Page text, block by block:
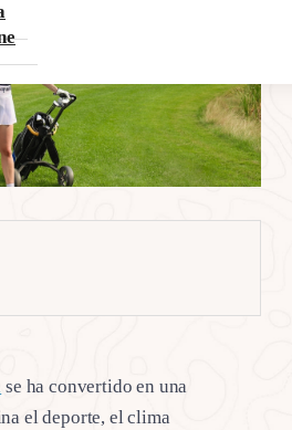
se ha convertido en una
el deporte, el clima